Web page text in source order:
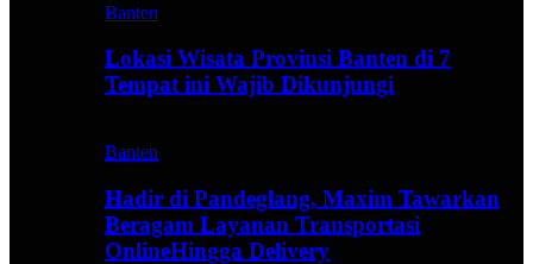
Banten
Lokasi Wisata Provinsi Banten di 7
Tempat ini Wajib Dikunjungi
Banten
Hadir di Pandeglang, Maxim Tawarkan
Beragam Layanan Transportasi
OnlineHingga Delivery